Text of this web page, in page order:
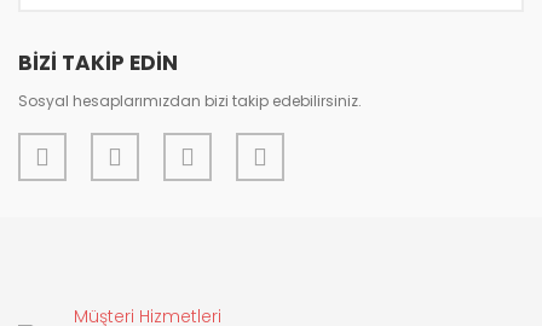
Gönder
BİZİ TAKİP EDİN
Sosyal hesaplarımızdan bizi takip edebilirsiniz.
Müşteri Hizmetleri